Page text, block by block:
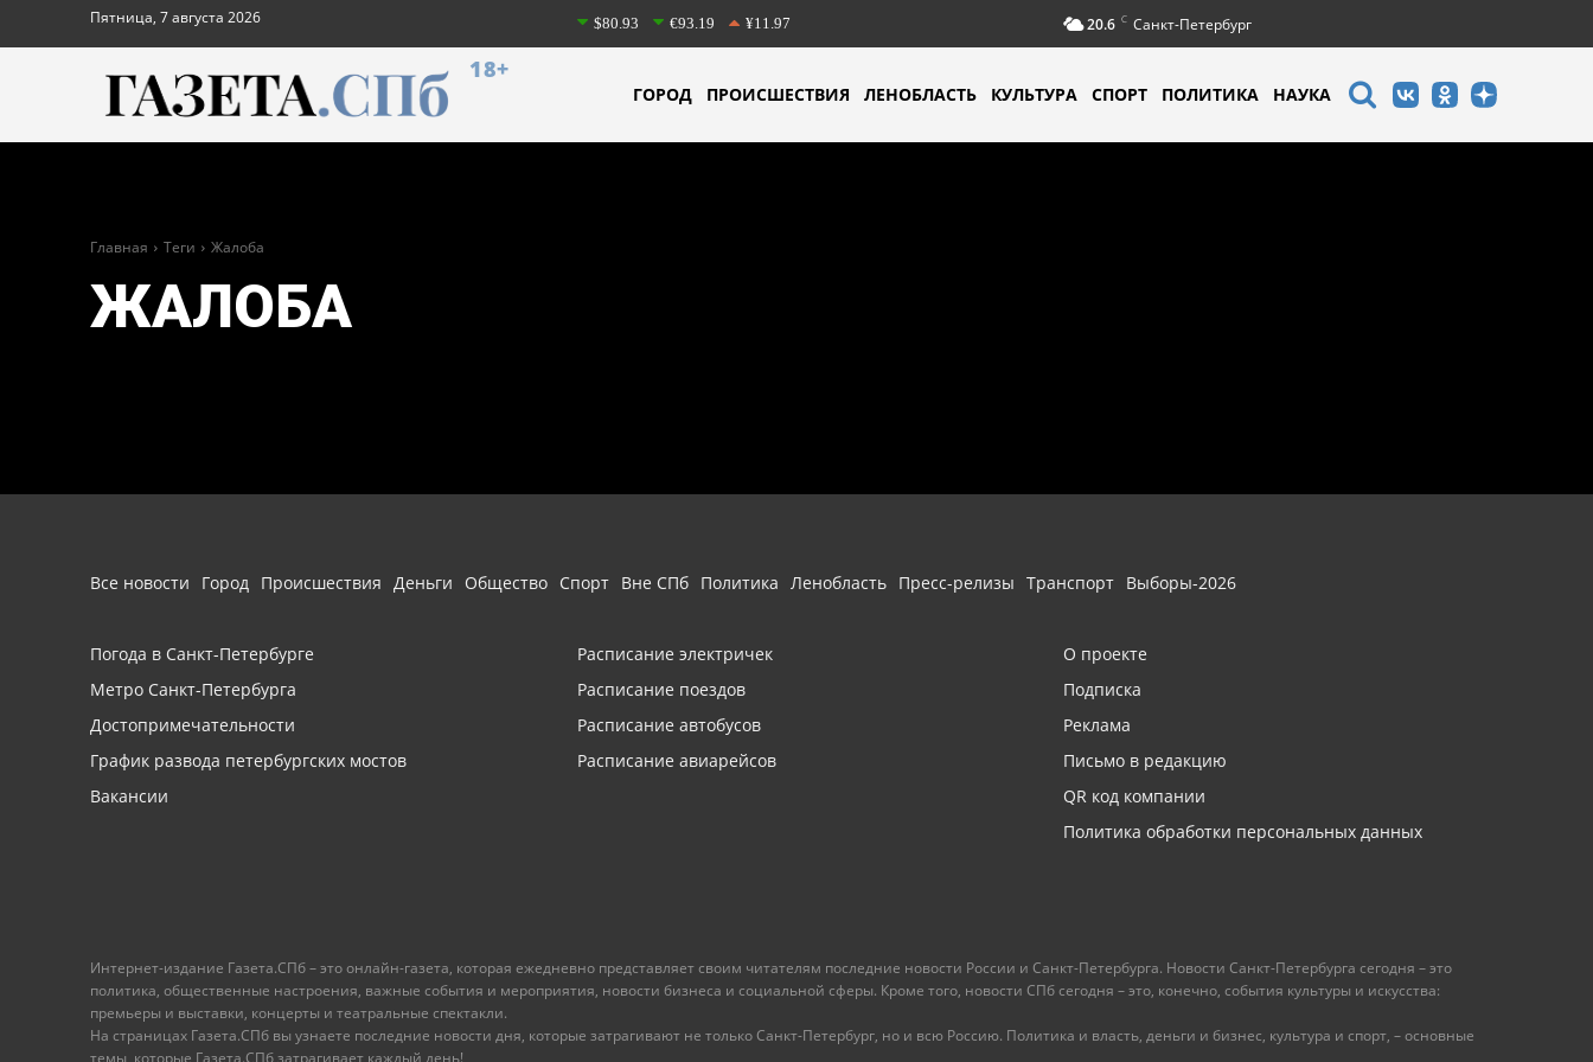
Пятница, 7 августа 2026 $80.93 €93.19 ¥11.97 20.6 C Санкт-Петербург
18+
ГОРОД ПРОИСШЕСТВИЯ ЛЕНОБЛАСТЬ КУЛЬТУРА СПОРТ ПОЛИТИКА НАУКА
Главная Теги Жалоба
ЖАЛОБА
Все новости Город Происшествия Деньги Общество Спорт Вне СПб Политика Ленобласть Пресс-релизы Транспорт Выборы-2026
Погода в Санкт-Петербурге
Метро Санкт-Петербурга
Достопримечательности
График развода петербургских мостов
Вакансии
Расписание электричек
Расписание поездов
Расписание автобусов
Расписание авиарейсов
О проекте
Подписка
Реклама
Письмо в редакцию
QR код компании
Политика обработки персональных данных
Интернет-издание Газета.СПб – это онлайн-газета, которая ежедневно представляет своим читателям последние новости России и Санкт-Петербурга. Новости Санкт-Петербурга сегодня – это
политика, общественные настроения, важные события и мероприятия, новости бизнеса и социальной сферы. Кроме того, новости СПб сегодня – это, конечно, события культуры и искусства:
премьеры и выставки, концерты и театральные спектакли.
На страницах Газета.СПб вы узнаете последние новости дня, которые затрагивают не только Санкт-Петербург, но и всю Россию. Политика и власть, деньги и бизнес, культура и спорт, – основные
темы, которые Газета.СПб затрагивает каждый день!